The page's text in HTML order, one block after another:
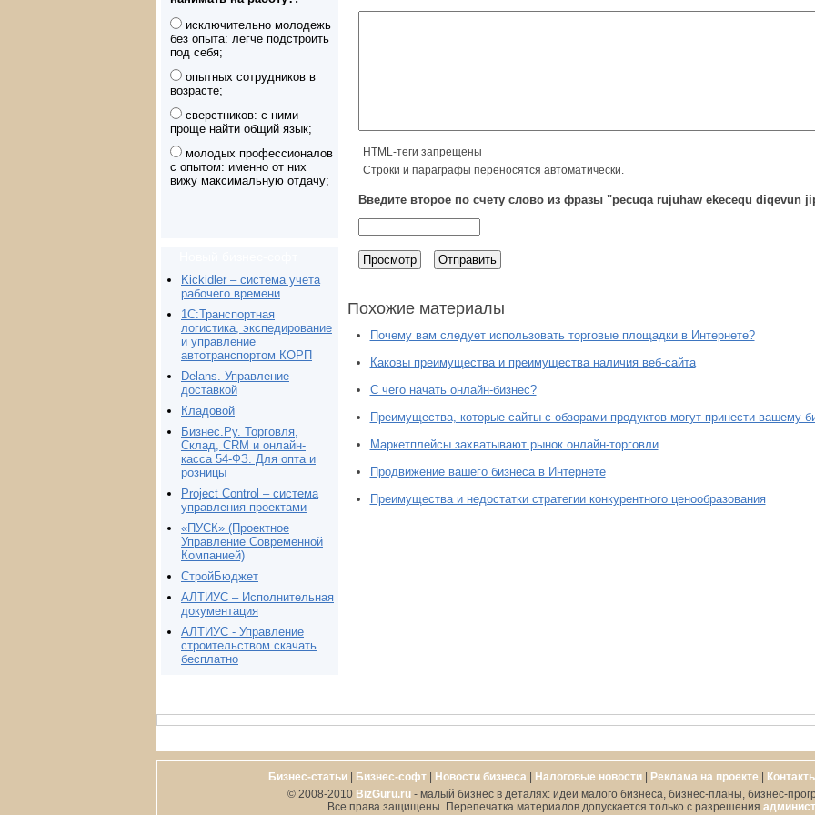
исключительно молодежь
без опыта: легче подстроить
под себя;
опытных сотрудников в
возрасте;
сверстников: с ними
проще найти общий язык;
молодых профессионалов
с опытом: именно от них
вижу максимальную отдачу;
Kickidler – система учета
рабочего времени
1С:Транспортная
логистика, экспедирование
и управление
автотранспортом КОРП
Delans. Управление
доставкой
Кладовой
Бизнес.Ру. Торговля,
Склад, CRM и онлайн-
касса 54-ФЗ. Для опта и
розницы
Project Сontrol – система
управления проектами
«ПУСК» (Проектное
Управление Современной
Компанией)
СтройБюджет
АЛТИУС – Исполнительная
документация
АЛТИУС - Управление
строительством скачать
бесплатно
HTML-теги запрещены
Строки и параграфы переносятся автоматически.
Введите второе по счету слово из фразы "pecuqa rujuhaw ekecequ diqevun
Похожие материалы
Почему вам следует использовать торговые площадки в Интернете?
Каковы преимущества и преимущества наличия веб-сайта
С чего начать онлайн-бизнес?
Преимущества, которые сайты с обзорами продуктов могут принести вашему
Маркетплейсы захватывают рынок онлайн-торговли
Продвижение вашего бизнеса в Интернете
Преимущества и недостатки стратегии конкурентного ценообразования
Бизнес-статьи| Бизнес-софт| Новости бизнеса | Налоговые новости| Реклама на проекте |
© 2008-2010 BizGuru.ru- малый бизнес в деталях: идеи малого бизнеса, бизнес-планы, бизнес-
Все права защищены. Перепечатка материалов допускается только с разрешения